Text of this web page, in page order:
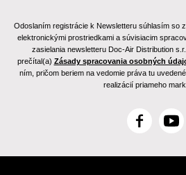
Odoslaním registrácie k Newsletteru súhlasím so
elektronickými prostriedkami a súvisiacim
zasielania newsletteru Doc-Air Distribution
prečítal(a) Zásady spracovania osobných
ním, pričom beriem na vedomie práva tu
realizácií priameho
F
c
Y
u